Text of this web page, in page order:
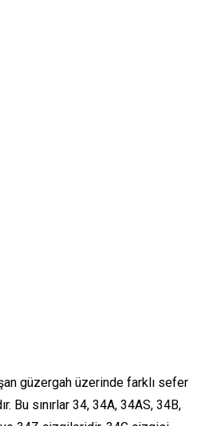
güzergah üzerinde farklı sefer
Bu sınırlar 34, 34A, 34AS, 34B,